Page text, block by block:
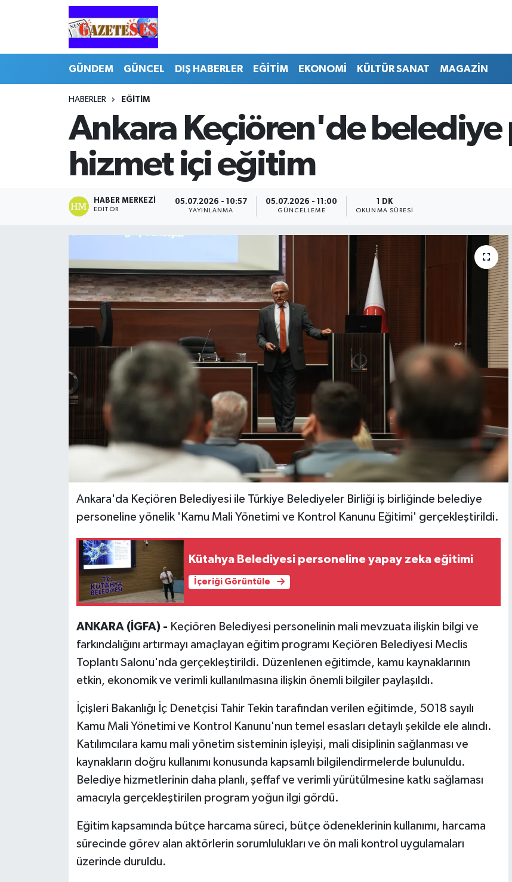
GÜNDEM GÜNCEL DIŞ HABERLER EĞİTİM EKONOMİ KÜLTÜR SANAT MAGAZİN
HABERLER EĞİTİM
Ankara Keçiören'de belediye
hizmet içi eğitim
HABER MERKEZI
EDITÖR
05.07.2026 - 10:57
YAYINLANMA
05.07.2026 - 11:00
GÜNCELLEME
1 DK
OKUNMA SÜRESI
Ankara'da Keçiören Belediyesi ile Türkiye Belediyeler Birliği iş birliğinde belediye
personeline yönelik 'Kamu Mali Yönetimi ve Kontrol Kanunu Eğitimi' gerçekleştirildi.
Kütahya Belediyesi personeline yapay zeka eğitimi
İçeriği Görüntüle
ANKARA (İGFA) - Keçiören Belediyesi personelinin mali mevzuata ilişkin bilgi ve
farkındalığını artırmayı amaçlayan eğitim programı Keçiören Belediyesi Meclis
Toplantı Salonu'nda gerçekleştirildi. Düzenlenen eğitimde, kamu kaynaklarının
etkin, ekonomik ve verimli kullanılmasına ilişkin önemli bilgiler paylaşıldı.
İçişleri Bakanlığı İç Denetçisi Tahir Tekin tarafından verilen eğitimde, 5018 sayılı
Kamu Mali Yönetimi ve Kontrol Kanunu'nun temel esasları detaylı şekilde ele alındı.
Katılımcılara kamu mali yönetim sisteminin işleyişi, mali disiplinin sağlanması ve
kaynakların doğru kullanımı konusunda kapsamlı bilgilendirmelerde bulunuldu.
Belediye hizmetlerinin daha planlı, şeffaf ve verimli yürütülmesine katkı sağlaması
amacıyla gerçekleştirilen program yoğun ilgi gördü.
Eğitim kapsamında bütçe harcama süreci, bütçe ödeneklerinin kullanımı, harcama
sürecinde görev alan aktörlerin sorumlulukları ve ön mali kontrol uygulamaları
üzerinde duruldu.